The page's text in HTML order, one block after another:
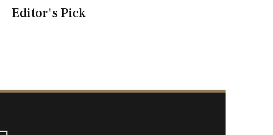
Editor's Pick